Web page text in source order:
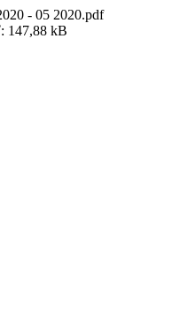
- 05 2020.pdf
147,88 kB